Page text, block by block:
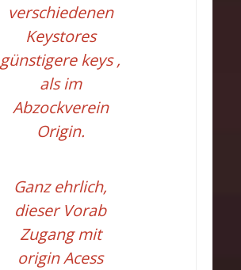
verschiedenen
Keystores
günstigere keys ,
als im
Abzockverein
Origin.
Ganz ehrlich,
dieser Vorab
Zugang mit
origin Acess